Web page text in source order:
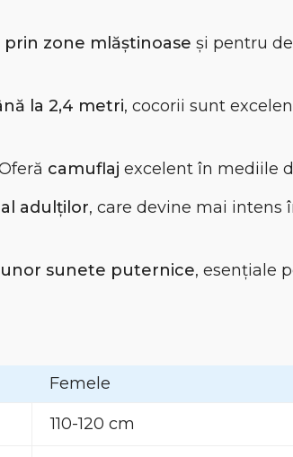
prin zone mlăștinoase și pentru
la 2,4 metri, cocorii sunt
camuflaj excelent în mediile
adulților, care devine mai intens
sunete puternice, esențiale
Femele
110-120 cm